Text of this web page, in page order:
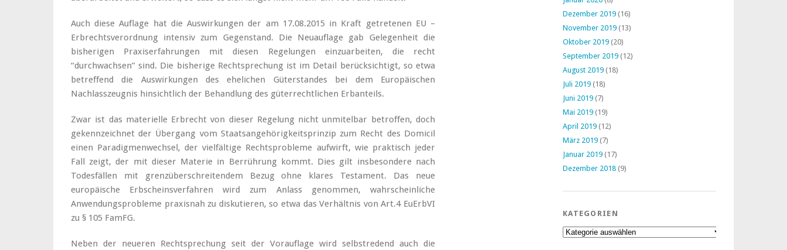
Auch diese Auflage hat die Auswirkungen der am 17.08.2015 in Kraft getretenen EU –
Erbrechtsverordnung intensiv zum Gegenstand. Die Neuauflage gab Gelegenheit die
bisherigen Praxiserfahrungen mit diesen Regelungen einzuarbeiten, die recht
“durchwachsen” sind. Die bisherige Rechtsprechung ist im Detail berücksichtigt, so etwa
betreffend die Auswirkungen des ehelichen Güterstandes bei dem Europäischen
Nachlasszeugnis hinsichtlich der Behandlung des güterrechtlichen Erbanteils.
Zwar ist das materielle Erbrecht von dieser Regelung nicht unmitelbar betroffen, doch
gekennzeichnet der Übergang vom Staatsangehörigkeitsprinzip zum Recht des Domicil
einen Paradigmenwechsel, der vielfältige Rechtsprobleme aufwirft, wie praktisch jeder
Fall zeigt, der mit dieser Materie in Berrührung kommt. Dies gilt insbesondere nach
Todesfällen mit grenzüberschreitendem Bezug ohne klares Testament. Das neue
europäische Erbscheinsverfahren wird zum Anlass genommen, wahrscheinliche
Anwendungsprobleme praxisnah zu diskutieren, so etwa das Verhältnis von Art.4 EuErbVI
zu § 105 FamFG.
Neben der neueren Rechtsprechung seit der Vorauflage wird selbstredend auch die
Dezember 2019 (16)
November 2019 (13)
Oktober 2019 (20)
September 2019 (12)
August 2019 (18)
Juli 2019 (18)
Juni 2019 (7)
Mai 2019 (19)
April 2019 (12)
März 2019 (7)
Januar 2019 (17)
Dezember 2018 (9)
KATEGORIEN
Kategorien